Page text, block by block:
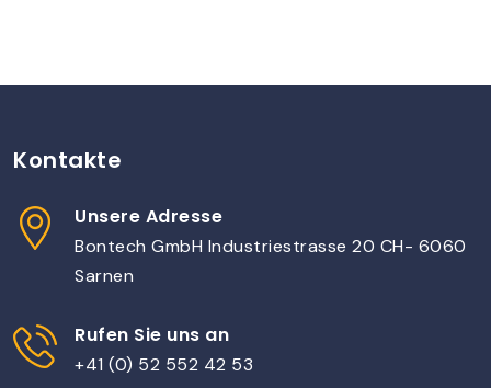
Kontakte
Unsere Adresse
Bontech GmbH Industriestrasse 20 CH- 6060
Sarnen
Rufen Sie uns an
+41 (0) 52 552 42 53